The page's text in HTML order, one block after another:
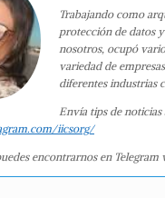
Trabajando como
protección de datos
nosotros, ocupó
variedad de
diferentes industrias
Envía tips de
iicsorg/
encontrarnos en